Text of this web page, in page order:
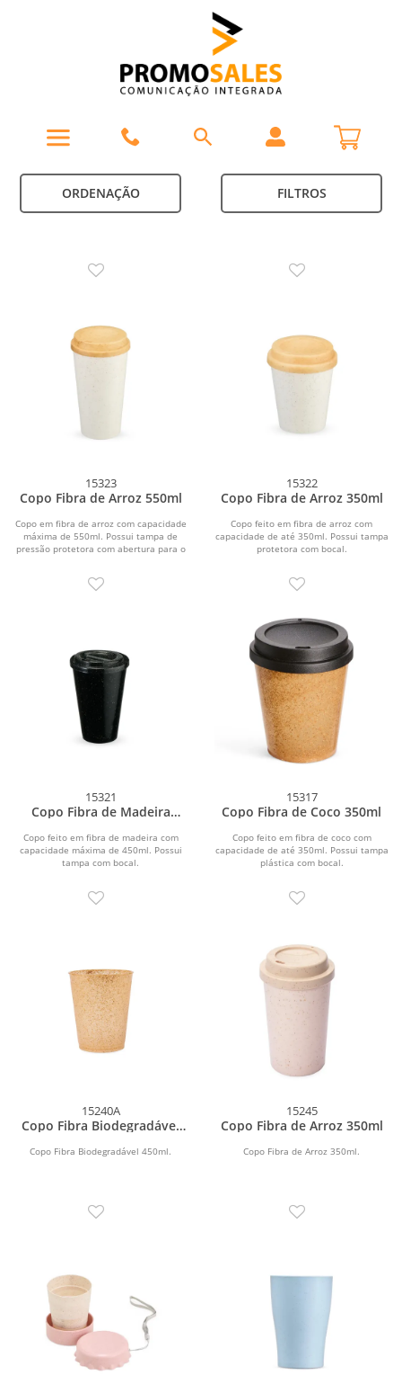
ORDENAÇÃO FILTROS
15323
Copo Fibra de Arroz 550ml
Copo em fibra de arroz com capacidade
máxima de 550ml. Possui tampa de
pressão protetora com abertura para o
15322
Copo Fibra de Arroz 350ml
Copo feito em fibra de arroz com
capacidade de até 350ml. Possui tampa
protetora com bocal.
15321
Copo Fibra de Madeira
Copo feito em fibra de madeira com
capacidade máxima de 450ml. Possui
tampa com bocal.
15317
Copo Fibra de Coco 350ml
Copo feito em fibra de coco com
capacidade de até 350ml. Possui tampa
plástica com bocal.
15240A
Copo Fibra Biodegradável
Copo Fibra Biodegradável 450ml.
15245
Copo Fibra de Arroz 350ml
Copo Fibra de Arroz 350ml.